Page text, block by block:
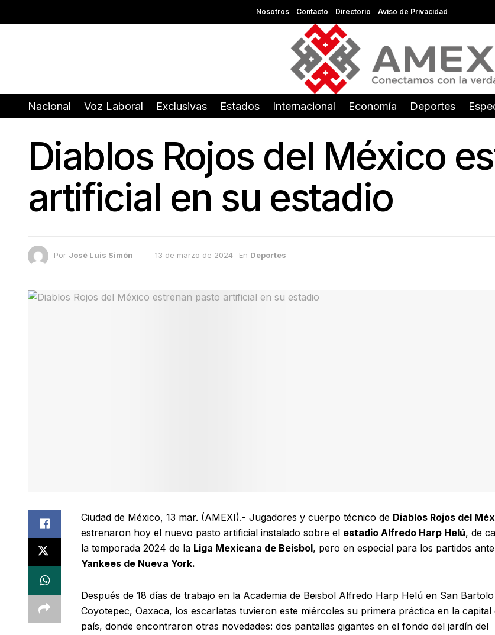
Nosotros Contacto Directorio Aviso de Privacidad
Nacional Voz Laboral Exclusivas Estados Internacional Economía Deportes
Diablos Rojos del México
artificial en su estadio
Por José Luis Simón 13 de marzo de 2024 En Deportes
Ciudad de México, 13 mar. (AMEXI).- Jugadores y cuerpo técnico de Diablos Rojos del
estrenaron hoy el nuevo pasto artificial instalado sobre el estadio Alfredo Harp Helú, de
la temporada 2024 de la Liga Mexicana de Beisbol, pero en especial para los partidos ante
Yankees de Nueva York.
Después de 18 días de trabajo en la Academia de Beisbol Alfredo Harp Helú en San Bartolo
Coyotepec, Oaxaca, los escarlatas tuvieron este miércoles su primera práctica en la capital
país, donde encontraron otras novedades: dos pantallas gigantes en el fondo del jardín del